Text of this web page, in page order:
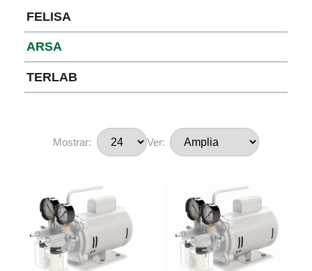
FELISA
ARSA
TERLAB
Mostrar: Ver: